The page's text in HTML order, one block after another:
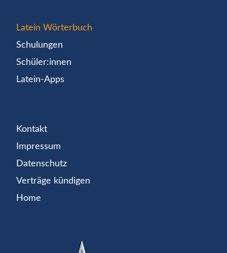
Latein Wörterbuch
Schulungen
Schüler:innen
Latein-Apps
Kontakt
Impressum
Datenschutz
Verträge kündigen
Home